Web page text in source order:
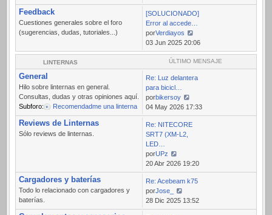
último
mensaje
Feedback
Cuestiones generales sobre el foro
(sugerencias, dudas, tutoriales...)
[SOLUCIONADO]
Error al accede…
porVerdiayos
Ver
último
mensaje
03 Jun 2025 20:06
LINTERNAS ÚLTIMO MENSAJE
General
Hilo sobre linternas en general.
Consultas, dudas y otras opiniones aquí.
Subforo:
Recomendadme una linterna
Re: Luz delantera
para bicicl…
porbikersoy
Ver
último
mensaje
04 May 2026 17:33
Reviews de Linternas
Sólo reviews de linternas.
Re: NITECORE
SRT7 (XM-L2,
LED…
porUPz
Ver
último
mensaje
20 Abr 2026 19:20
Cargadores y baterías
Todo lo relacionado con cargadores y
baterías.
Re: Acebeam k75
porJose_
Ver
último
28 Dic 2025 13:52